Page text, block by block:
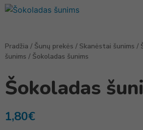
Pradžia / Šunų prekės / Skanėstai šunims /
šunims / Šokoladas šunims
Šokoladas
1,80€